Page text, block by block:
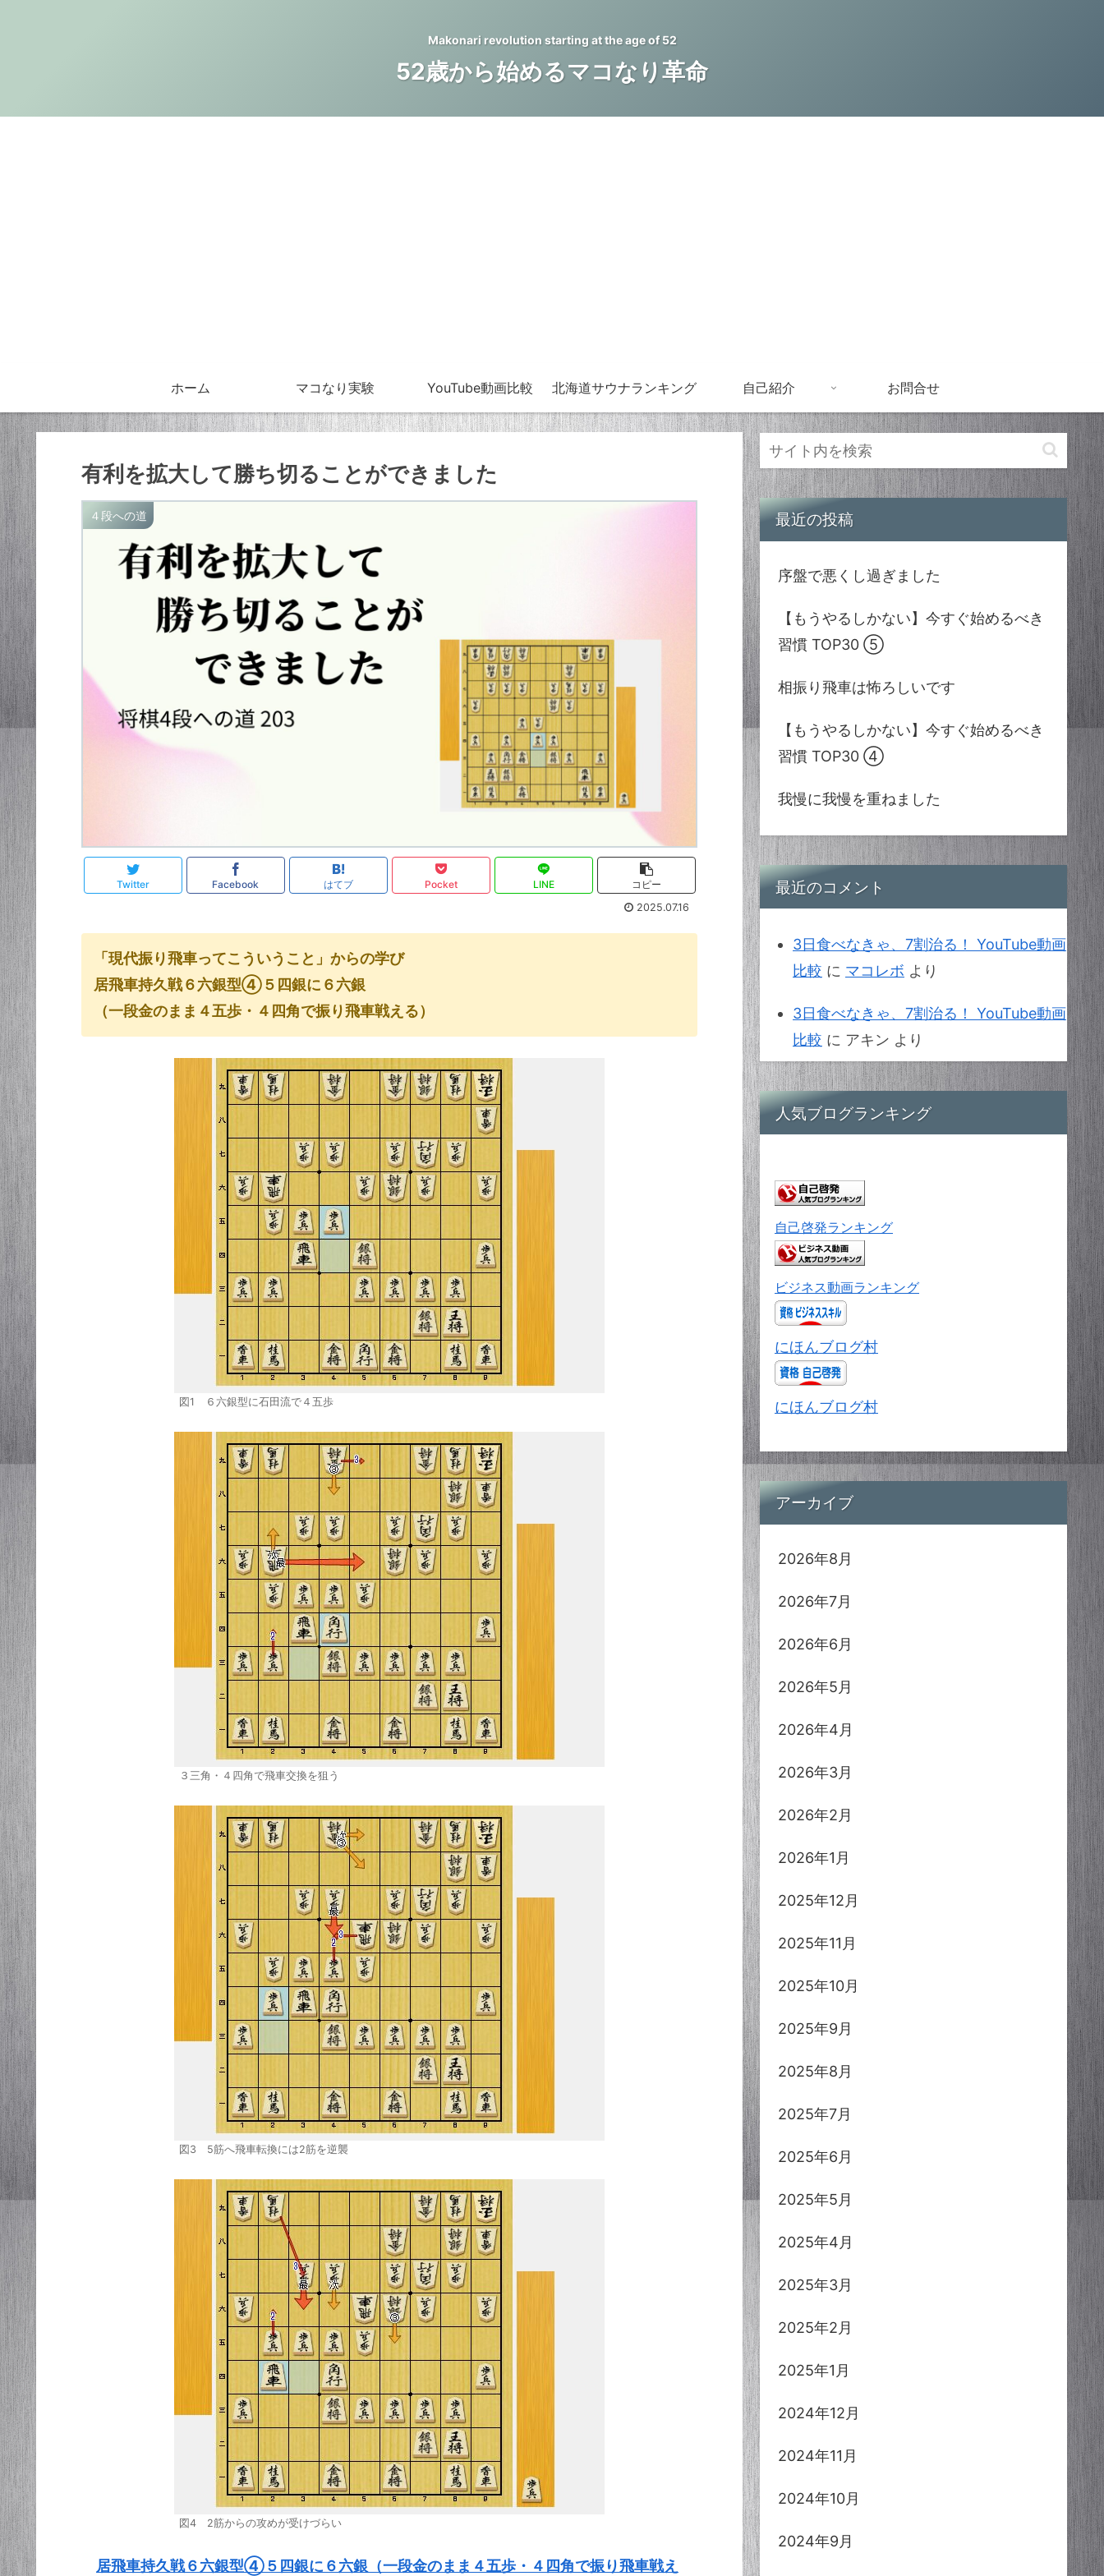
Makonari revolution starting at the age of 52
52歳から始めるマコなり革命
ホーム マコなり実験 YouTube動画比較 北海道サウナランキング 自己紹介 お問合せ
有利を拡大して勝ち切ることができました
４段への道
Twitter Facebook はてブ Pocket LINE
コピー
2025.07.16
「現代振り飛車ってこういうこと」からの学び
居飛車持久戦６六銀型④５四銀に６六銀
（一段金のまま４五歩・４四角で振り飛車戦える）
図1 ６六銀型に石田流で４五歩
３三角・４四角で飛車交換を狙う
図3 5筋へ飛車転換には2筋を逆襲
図4 2筋からの攻めが受けづらい
居飛車持久戦６六銀型④５四銀に６六銀（一段金のまま４五歩・４四角で振り飛車戦え
最近の投稿
序盤で悪くし過ぎました
【もうやるしかない】今すぐ始めるべき
習慣 TOP30 ⑤
相振り飛車は怖ろしいです
【もうやるしかない】今すぐ始めるべき
習慣 TOP30 ④
我慢に我慢を重ねました
最近のコメント
3日食べなきゃ、7割治る！ YouTube動画
比較 に マコレボ より
3日食べなきゃ、7割治る！ YouTube動画
比較 に アキン より
人気ブログランキング
自己啓発ランキング
ビジネス動画ランキング
にほんブログ村
にほんブログ村
アーカイブ
2026年8月
2026年7月
2026年6月
2026年5月
2026年4月
2026年3月
2026年2月
2026年1月
2025年12月
2025年11月
2025年10月
2025年9月
2025年8月
2025年7月
2025年6月
2025年5月
2025年4月
2025年3月
2025年2月
2025年1月
2024年12月
2024年11月
2024年10月
2024年9月